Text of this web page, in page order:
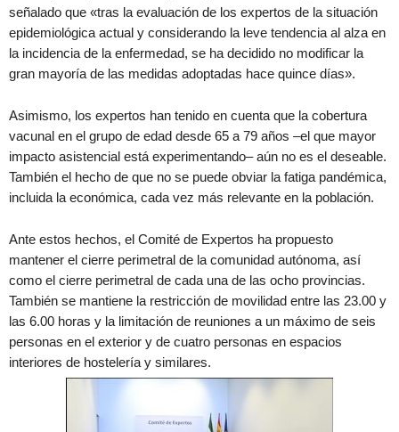
señalado que «tras la evaluación de los expertos de la situación
epidemiológica actual y considerando la leve tendencia al alza en
la incidencia de la enfermedad, se ha decidido no modificar la
gran mayoría de las medidas adoptadas hace quince días».
Asimismo, los expertos han tenido en cuenta que la cobertura
vacunal en el grupo de edad desde 65 a 79 años –el que mayor
impacto asistencial está experimentando– aún no es el deseable.
También el hecho de que no se puede obviar la fatiga pandémica,
incluida la económica, cada vez más relevante en la población.
Ante estos hechos, el Comité de Expertos ha propuesto
mantener el cierre perimetral de la comunidad autónoma, así
como el cierre perimetral de cada una de las ocho provincias.
También se mantiene la restricción de movilidad entre las 23.00 y
las 6.00 horas y la limitación de reuniones a un máximo de seis
personas en el exterior y de cuatro personas en espacios
interiores de hostelería y similares.